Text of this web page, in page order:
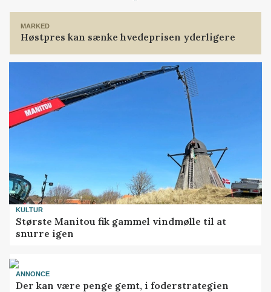
MARKED
Høstpres kan sænke hvedeprisen yderligere
KULTUR
Største Manitou fik gammel vindmølle til at
snurre igen
ANNONCE
Der kan være penge gemt, i foderstrategien